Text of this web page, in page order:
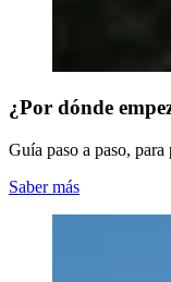
¿Por dónde
Guía paso a paso,
Saber más